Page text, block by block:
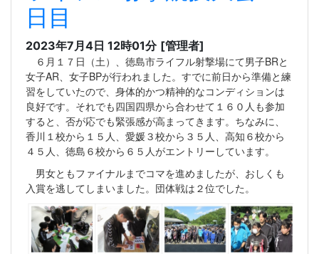
日目
2023年7月4日 12時01分 [管理者]
６月１７日（土）、徳島市ライフル射撃場にて男子BRと
女子AR、女子BPが行われました。すでに前日から準備と練
習をしていたので、身体的かつ精神的なコンディションは
良好です。それでも四国四県から合わせて１６０人も参加
すると、否が応でも緊張感が高まってきます。ちなみに、
香川１校から１５人、愛媛３校から３５人、高知６校から
４５人、徳島６校から６５人がエントリーしています。
男女ともファイナルまでコマを進めましたが、おしくも
入賞を逃してしまいました。団体戦は２位でした。